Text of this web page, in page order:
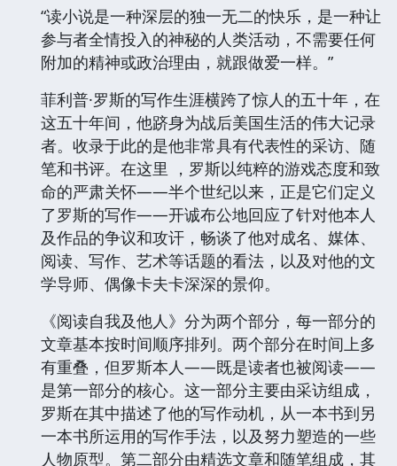
“读小说是一种深层的独一无二的快乐，是一种让
参与者全情投入的神秘的人类活动，不需要任何
附加的精神或政治理由，就跟做爱一样。”
菲利普·罗斯的写作生涯横跨了惊人的五十年，在
这五十年间，他跻身为战后美国生活的伟大记录
者。收录于此的是他非常具有代表性的采访、随
笔和书评。在这里 ，罗斯以纯粹的游戏态度和致
命的严肃关怀——半个世纪以来，正是它们定义
了罗斯的写作——开诚布公地回应了针对他本人
及作品的争议和攻讦，畅谈了他对成名、媒体、
阅读、写作、艺术等话题的看法，以及对他的文
学导师、偶像卡夫卡深深的景仰。
《阅读自我及他人》分为两个部分，每一部分的
文章基本按时间顺序排列。两个部分在时间上多
有重叠，但罗斯本人——既是读者也被阅读——
是第一部分的核心。这一部分主要由采访组成，
罗斯在其中描述了他的写作动机，从一本书到另
一本书所运用的写作手法，以及努力塑造的一些
人物原型。第二部分由精选文章和随笔组成，其